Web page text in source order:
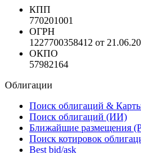
КПП
770201001
ОГРН
1227700358412 от
ОКПО
57982164
Облигации
Поиск облигаций &
Поиск облигаций (ИИ)
Ближайшие размещения
Поиск котировок
Best bid/ask